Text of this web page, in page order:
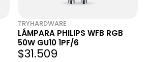
TRYHARDWARE
LÁMPARA PHILIPS WFB RGB
50W GU10 1PF/6
$31.509